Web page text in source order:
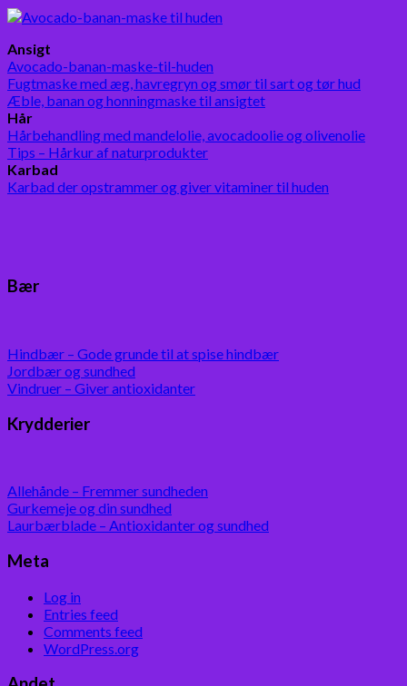
Ansigt
Avocado-banan-maske-til-huden
Fugtmaske med æg, havregryn og smør til sart og tør hud
Æble, banan og honningmaske til ansigtet
Hår
Hårbehandling med mandelolie, avocadoolie og olivenolie
Tips – Hårkur af naturprodukter
Karbad
Karbad der opstrammer og giver vitaminer til huden
Bær
Hindbær – Gode grunde til at spise hindbær
Jordbær og sundhed
Vindruer – Giver antioxidanter
Krydderier
Allehånde – Fremmer sundheden
Gurkemeje og din sundhed
Laurbærblade – Antioxidanter og sundhed
Meta
Log in
Entries feed
Comments feed
WordPress.org